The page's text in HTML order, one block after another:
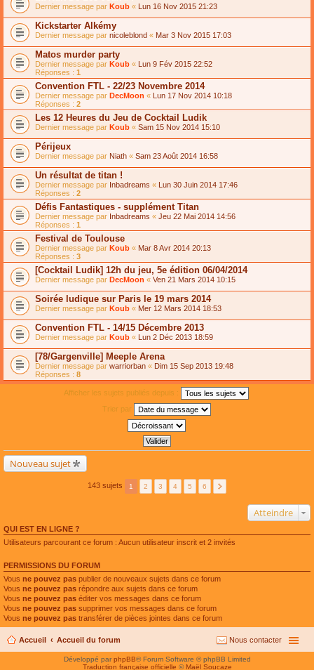
Dernier message par Koub « Lun 16 Nov 2015 21:23
Kickstarter Alkémy
Dernier message par nicoleblond « Mar 3 Nov 2015 17:03
Matos murder party
Dernier message par Koub « Lun 9 Fév 2015 22:52
Réponses : 1
Convention FTL - 22/23 Novembre 2014
Dernier message par DecMoon « Lun 17 Nov 2014 10:18
Réponses : 2
Les 12 Heures du Jeu de Cocktail Ludik
Dernier message par Koub « Sam 15 Nov 2014 15:10
Périjeux
Dernier message par Niath « Sam 23 Août 2014 16:58
Un résultat de titan !
Dernier message par Inbadreams « Lun 30 Juin 2014 17:46
Réponses : 2
Défis Fantastiques - supplément Titan
Dernier message par Inbadreams « Jeu 22 Mai 2014 14:56
Réponses : 1
Festival de Toulouse
Dernier message par Koub « Mar 8 Avr 2014 20:13
Réponses : 3
[Cocktail Ludik] 12h du jeu, 5e édition 06/04/2014
Dernier message par DecMoon « Ven 21 Mars 2014 10:15
Soirée ludique sur Paris le 19 mars 2014
Dernier message par Koub « Mer 12 Mars 2014 18:53
Convention FTL - 14/15 Décembre 2013
Dernier message par Koub « Lun 2 Déc 2013 18:59
[78/Gargenville] Meeple Arena
Dernier message par warriorban « Dim 15 Sep 2013 19:48
Réponses : 8
Afficher les sujets publiés depuis :
Trier par
Nouveau sujet
143 sujets 1 2 3 4 5 6
Atteindre
QUI EST EN LIGNE ?
Utilisateurs parcourant ce forum : Aucun utilisateur inscrit et 2 invités
PERMISSIONS DU FORUM
Vous ne pouvez pas publier de nouveaux sujets dans ce forum
Vous ne pouvez pas répondre aux sujets dans ce forum
Vous ne pouvez pas éditer vos messages dans ce forum
Vous ne pouvez pas supprimer vos messages dans ce forum
Vous ne pouvez pas transférer de pièces jointes dans ce forum
Accueil Accueil du forum Nous contacter
Développé parphpBB® Forum Software © phpBB Limited
Traduction française officielle © Maël Soucaze